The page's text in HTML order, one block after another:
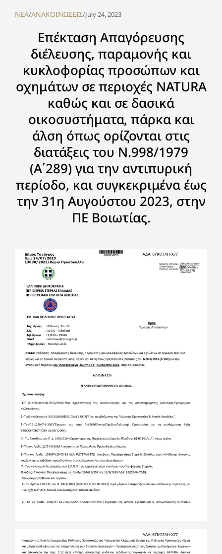
NEA/ΑΝΑΚΟΙΝΩΣΕΙΣ/July 24, 2023
Επέκταση Απαγόρευσης
διέλευσης, παραμονής και
κυκλοφορίας προσώπων και
οχημάτων σε περιοχές ΝATURA
καθώς και σε δασικά
οικοσυστήματα, πάρκα και
άλση όπως ορίζονται στις
διατάξεις του Ν.998/1979
(Α΄289) για την αντιπυρική
περίοδο, και συγκεκριμένα έως
την 31η Αυγούστου 2023, στην
ΠΕ Βοιωτίας.